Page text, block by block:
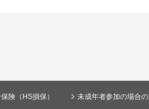
険（HS損保） 未成年者参加の場合